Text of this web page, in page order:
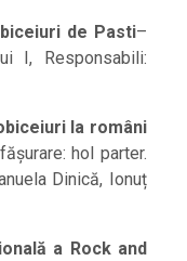
de Pasti–
I, Responsabili:
la români
hol parter.
Dinică, Ionuț
a Rock and